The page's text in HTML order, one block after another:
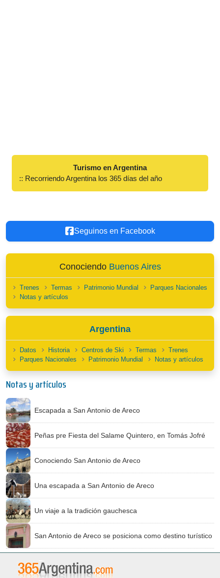
Turismo en Argentina
:: Recorriendo Argentina los 365 días del año
Seguinos en Facebook
Conociendo Buenos Aires
Trenes Termas Patrimonio Mundial
Parques Nacionales
Notas y artículos
Argentina
Datos Historia Centros de Ski Termas
Trenes
Parques Nacionales
Patrimonio Mundial Notas y artículos
Notas y artículos
Escapada a San Antonio de Areco
Peñas pre Fiesta del Salame Quintero, en Tomás Jofré
Conociendo San Antonio de Areco
Una escapada a San Antonio de Areco
Un viaje a la tradición gauchesca
San Antonio de Areco se posiciona como destino turístico